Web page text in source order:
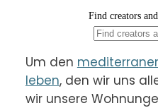
Um den
leben, den wir uns
wir unsere